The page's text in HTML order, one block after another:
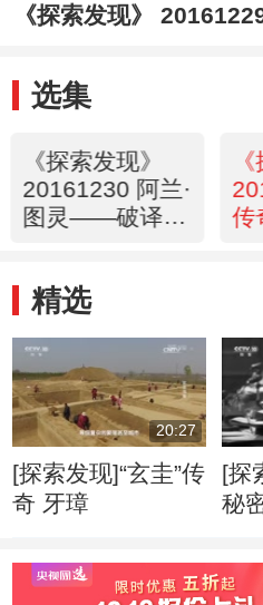
《探索发现》
选集
《探索发现》
20161230 阿兰·
图灵——破译纳
传
精选
20:27
[探索发现]“玄圭”传
奇 牙璋
[探
秘
一